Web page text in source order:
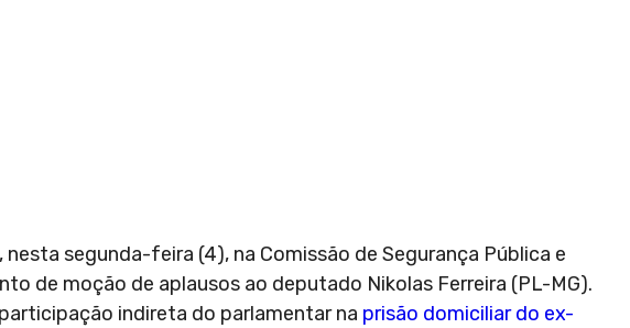
segunda-feira (4), na Comissão de Segurança Pública e
de moção de aplausos ao deputado Nikolas Ferreira (PL-MG).
indireta do parlamentar na prisão domiciliar do ex-